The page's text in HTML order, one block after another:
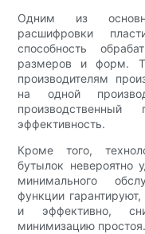
Одним из
расшифровки
способность
размеров и форм.
производителям
на одной
эффективность.
Кроме того,
бутылок невероятно
минимального
функции
и эффективно,
минимизацию простоя.